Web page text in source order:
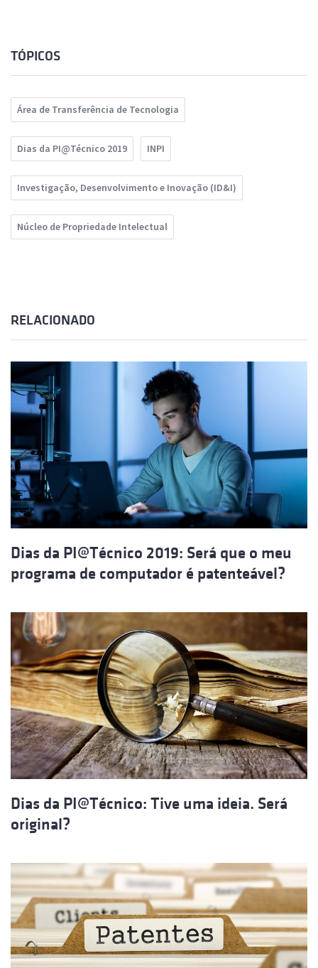
TÓPICOS
Área de Transferência de Tecnologia
Dias da PI@Técnico 2019 INPI
Investigação, Desenvolvimento e Inovação (ID&I)
Núcleo de Propriedade Intelectual
RELACIONADO
Dias da PI@Técnico 2019: Será que o meu
programa de computador é patenteável?
Dias da PI@Técnico: Tive uma ideia. Será
original?